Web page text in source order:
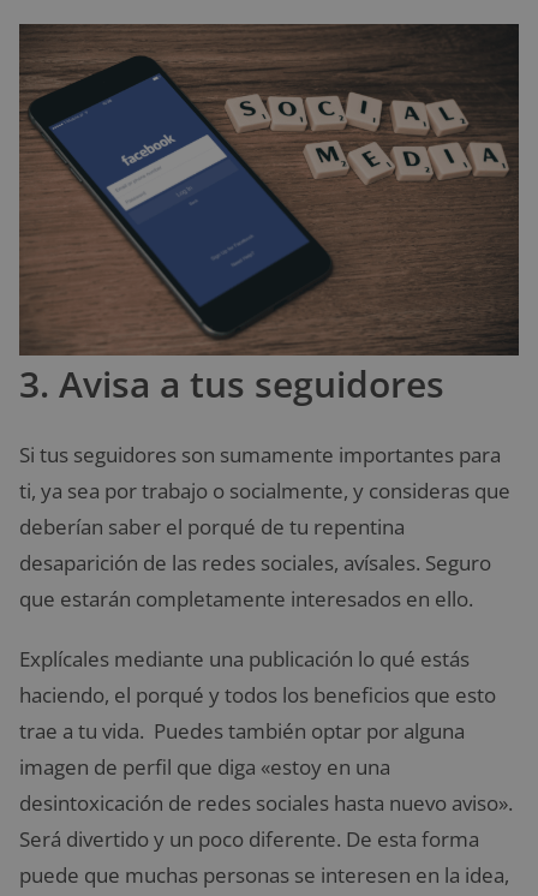
3. Avisa a tus seguidores
Si tus seguidores son sumamente importantes para
ti, ya sea por trabajo o socialmente, y consideras que
deberían saber el porqué de tu repentina
desaparición de las redes sociales, avísales. Seguro
que estarán completamente interesados en ello.
Explícales mediante una publicación lo qué estás
haciendo, el porqué y todos los beneficios que esto
trae a tu vida. Puedes también optar por alguna
imagen de perfil que diga «estoy en una
desintoxicación de redes sociales hasta nuevo aviso».
Será divertido y un poco diferente. De esta forma
puede que muchas personas se interesen en la idea,